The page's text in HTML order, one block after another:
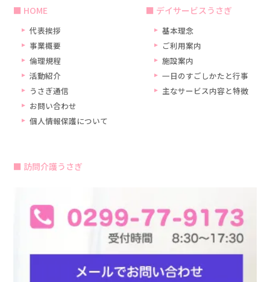
HOME
代表挨拶
事業概要
倫理規程
活動紹介
うさぎ通信
お問い合わせ
個人情報保護について
デイサービスうさぎ
基本理念
ご利用案内
施設案内
一日のすごしかたと行事
主なサービス内容と特徴
訪問介護うさぎ